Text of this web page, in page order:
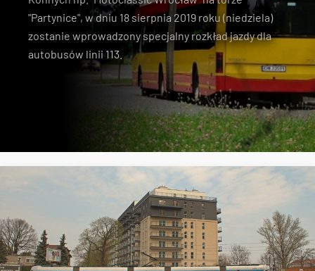
"Partynice", w dniu 18 sierpnia 2019 roku (niedziela)
zostanie wprowadzony specjalny rozkład jazdy dla
autobusów linii 113.
linia 113
wyścigi konne